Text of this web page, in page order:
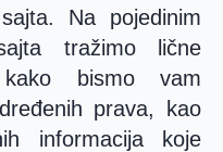
Na pojedinim
tražimo lične
bismo vam
prava, kao
informacija koje